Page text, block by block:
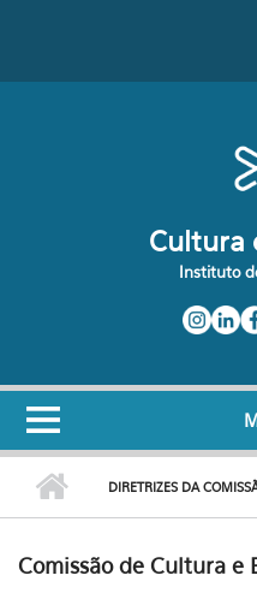
Cultura
Instituto
DIRETRIZES DA
Comissão de Cultura e